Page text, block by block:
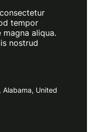
tempor
aliqua.
nostrud
United